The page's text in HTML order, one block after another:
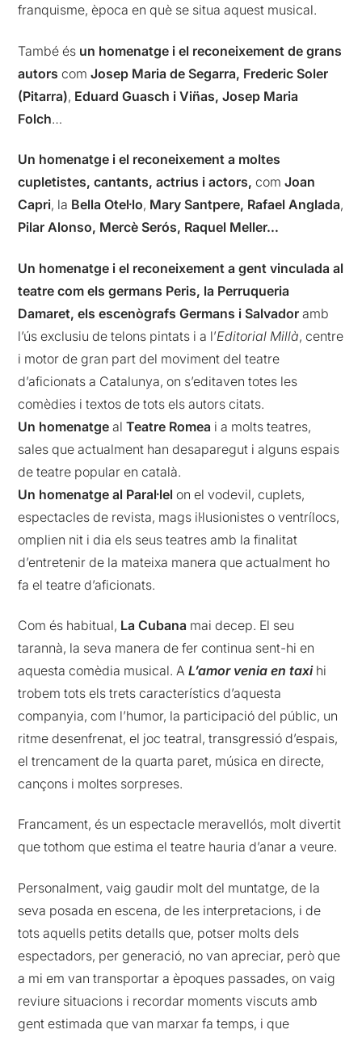
franquisme, època en què se situa aquest musical.
També és un homenatge i el reconeixement de grans
autors comJosep Maria de Segarra, Frederic Soler
(Pitarra), Eduard Guasch i Vin̈as, Josep Maria
Folch…
Un homenatge i el reconeixement a moltes
cupletistes, cantants, actrius i actors, comJoan
Capri, la Bella Otel·lo, Mary Santpere, Rafael Anglada,
Pilar Alonso, Mercè Serós, Raquel Meller…
Un homenatge i el reconeixement a gent vinculada al
teatre com els germans Peris, la Perruqueria
Damaret, els escenògrafs Germans i Salvadoramb
l’ús exclusiu de telons pintats i a l’Editorial Millà, centre
i motor de gran part del moviment del teatre
d’aficionats a Catalunya, on s’editaven totes les
comèdies i textos de tots els autors citats.
Un homenatge alTeatre Romea i a molts teatres,
sales que actualment han desaparegut i alguns espais
de teatre popular en català.
Un homenatge al Paral·lel on el vodevil, cuplets,
espectacles de revista, mags il·lusionistes o ventrílocs,
omplien nit i dia els seus teatres amb la finalitat
d’entretenir de la mateixa manera que actualment ho
fa el teatre d’aficionats.
Com és habitual, La Cubana mai decep. El seu
tarannà, la seva manera de fer continua sent-hi en
aquesta comèdia musical. AL’amor venia en taxi hi
trobem tots els trets característics d’aquesta
companyia, com l’humor, la participació del públic, un
ritme desenfrenat, el joc teatral, transgressió d’espais,
el trencament de la quarta paret, música en directe,
cançons i moltes sorpreses.
Francament, és un espectacle meravellós, molt divertit
que tothom que estima el teatre hauria d’anar a veure.
Personalment, vaig gaudir molt del muntatge, de la
seva posada en escena, de les interpretacions, i de
tots aquells petits detalls que, potser molts dels
espectadors, per generació, no van apreciar, però que
a mi em van transportar a èpoques passades, on vaig
reviure situacions i recordar moments viscuts amb
gent estimada que van marxar fa temps, i que